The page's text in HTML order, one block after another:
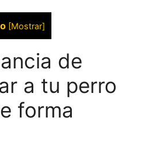
[Mostrar]
de
a tu perro
forma